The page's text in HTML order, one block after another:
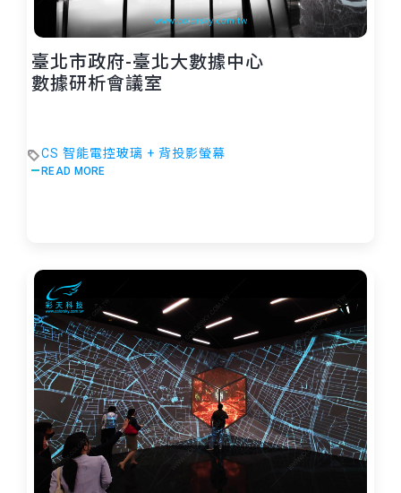
臺北市政府-臺北大數據中心
數據研析會議室
CS 智能電控玻璃 + 背投影螢幕
READ MORE